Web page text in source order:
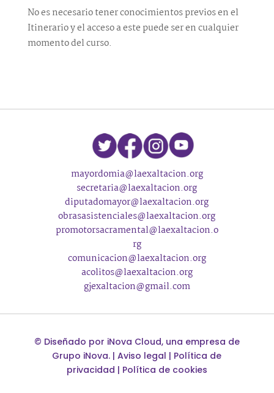
No es necesario tener conocimientos previos en el
Itinerario y el acceso a este puede ser en cualquier
momento del curso.
mayordomia@laexaltacion.org
secretaria@laexaltacion.org
diputadomayor@laexaltacion.org
obrasasistenciales@laexaltacion.org
promotorsacramental@laexaltacion.o
rg
comunicacion@laexaltacion.org
acolitos@laexaltacion.org
gjexaltacion@gmail.com
© Diseñado por iNova Cloud, una empresa de
Grupo iNova. |Aviso legal | Política de
privacidad | Política de cookies